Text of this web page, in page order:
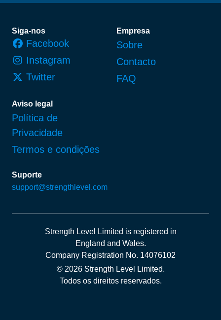
Rodapé
Siga-nos
Facebook
Instagram
Twitter
Empresa
Sobre
Contacto
FAQ
Aviso legal
Política de
Privacidade
Termos e condições
Suporte
support@strengthlevel.com
Strength Level Limited is registered in
England and Wales.
Company Registration No. 14076102
© 2026 Strength Level Limited.
Todos os direitos reservados.